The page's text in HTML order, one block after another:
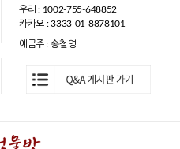
우리 : 1002-755-648852
카카오 : 3333-01-8878101
예금주 : 송철영